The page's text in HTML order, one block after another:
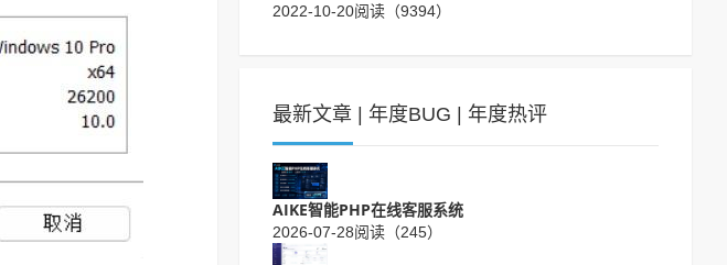
2022-10-20阅读（9394）
最新文章 | 年度BUG | 年度热评
AIKE智能PHP在线客服系统
2026-07-28阅读（245）